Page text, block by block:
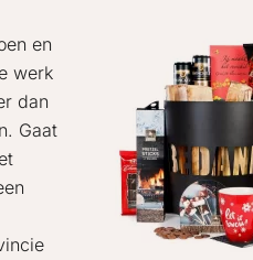
en
werk
dan
Gaat